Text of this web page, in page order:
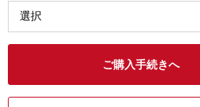
ご購入手続きへ